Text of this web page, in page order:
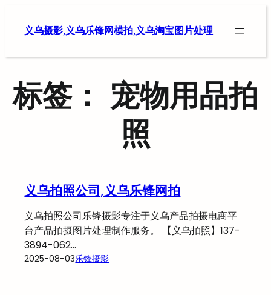
容
义乌摄影,义乌乐锋网模拍,义乌淘宝图片处理
标签： 宠物用品拍
照
义乌拍照公司,义乌乐锋网拍
义乌拍照公司乐锋摄影专注于义乌产品拍摄电商平
台产品拍摄图片处理制作服务。 【义乌拍照】137-
3894-062…
2025-08-03乐锋摄影